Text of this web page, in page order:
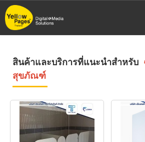
ข้าม
ไป
สินค้าและบริการที่แนะนำสำหรับ
สุขภัณฑ์